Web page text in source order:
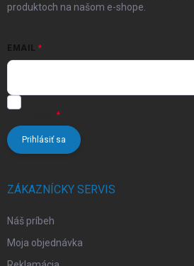
produktoch na našom e-shope.
EMAIL
Prihlásiť sa
ZÁKAZNÍCKY SERVIS
Náš príbeh
Moja objednávka